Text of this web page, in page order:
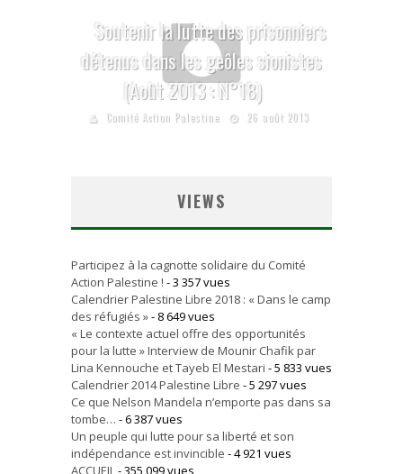
Soutenir la lutte des prisonniers
détenus dans les geôles sionistes
(Août 2013 : N°18)
Comité Action Palestine 26 août 2013
VIEWS
Participez à la cagnotte solidaire du Comité
Action Palestine ! - 3 357 vues
Calendrier Palestine Libre 2018 : « Dans le camp
des réfugiés »- 8 649 vues
« Le contexte actuel offre des opportunités
pour la lutte » Interview de Mounir Chafik par
Lina Kennouche et Tayeb El Mestari - 5 833 vues
Calendrier 2014 Palestine Libre - 5 297 vues
Ce que Nelson Mandela n’emporte pas dans sa
tombe… - 6 387 vues
Un peuple qui lutte pour sa liberté et son
indépendance est invincible - 4 921 vues
ACCUEIL - 355 099 vues